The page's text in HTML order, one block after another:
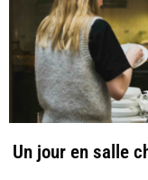
Un jour en salle